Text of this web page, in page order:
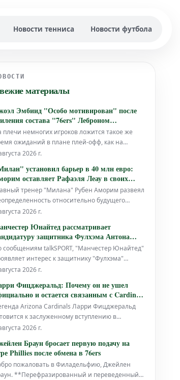
Новости тенниса Новости футбола
материалы
Эмбиид "Особо мотивирован" после
состава "76ers" Леброном
и Джейленом Брауном
плечи немногих игроков ложится такое же
ожиданий в плане плей-офф, как на
Эмбиида. Однако, звезда "Филадельфия
первым сезоном в команде, где теперь
Джейлен Браун и Леброн Джеймс.
2026 г.
установил барьер в 40 млн евро:
оставляет Рафаэля Леау в своих
тренер "Милана" Рубен Аморим развеял
относительно будущего
Леау, заявив, что португальский
сезона. Леау связывали с летним уходом
"Сан-Сиро", но, по сообщениям, "Милан" не
рассматривать предложения
2026 г.
Юнайтед рассматривает
защитника Фулхэма Антона
как альтернативу Льюису Холлу
сообщениям talkSPORT, "Манчестер Юнайтед"
интерес к защитнику "Фулхэма"
Робинсону. Его рассматривают как
ухода Каземиро и серьезной травмы
Мануэля Угарте, "красные дьяволы" в
трансферное окно сделали приоритето
2026 г.
Фицджеральд: Почему он не ушел
и остается связанным с Cardinals
Игрой Зала Славы НФЛ
Arizona Cardinals Ларри Фицджеральд
к заслуженному вступлению в
Зал Славы Футбола на этой
событие, сам игрок еще не
об официальном завершении своей
в американском футболе.
2026 г.
Браун бросает первую подачу на
Phillies после обмена в 76ers
пожаловать в Филадельфию, Джейлен
**Перефразированный и переведенный